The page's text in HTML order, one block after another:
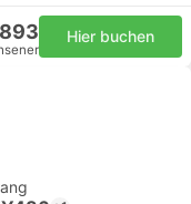
Hier buchen